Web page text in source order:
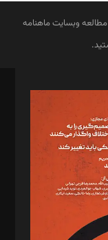
وبسایت ماهنامه